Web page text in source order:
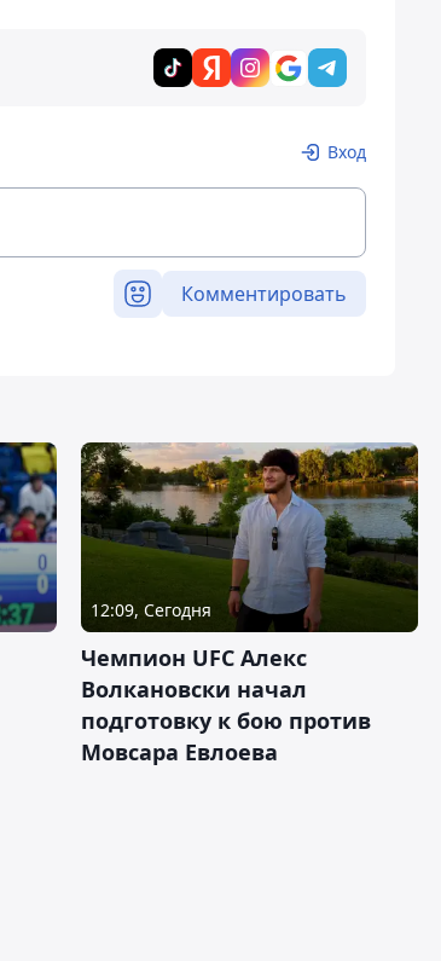
Вход
Комментировать
12:09, Сегодня
Чемпион UFC Алекс
Волкановски начал
подготовку к бою против
Мовсара Евлоева